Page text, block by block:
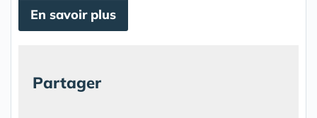
En savoir plus
Partager